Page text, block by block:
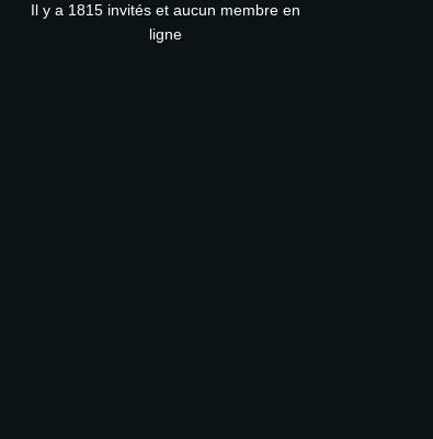
Il y a 1815 invités et aucun membre en
ligne